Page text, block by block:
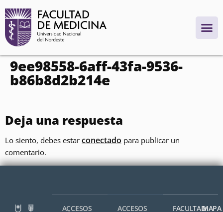
contenido
9ee98558-6aff-43fa-9536-
b86b8d2b214e
Deja una respuesta
Lo siento, debes estar conectado para publicar un
comentario.
ACCESOS ACCESOS FACULTADMAPA